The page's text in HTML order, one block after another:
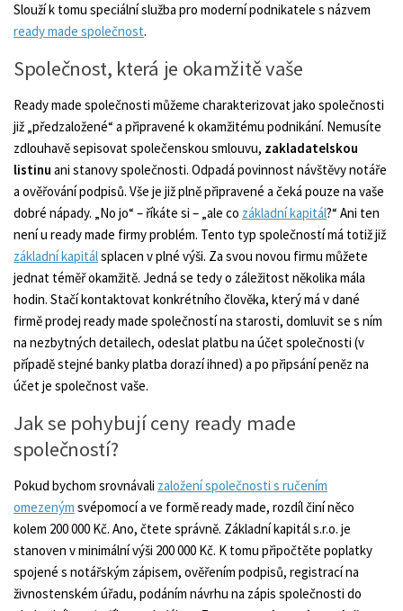
Slouží k tomu speciální služba pro moderní podnikatele s názvem
ready made společnost.
Společnost, která je okamžitě vaše
Ready made společnosti můžeme charakterizovat jako společnosti
již „předzaložené“ a připravené k okamžitému podnikání. Nemusíte
zdlouhavě sepisovat společenskou smlouvu, zakladatelskou
listinu ani stanovy společnosti. Odpadá povinnost návštěvy notáře
a ověřování podpisů. Vše je již plně připravené a čeká pouze na vaše
dobré nápady. „No jo“ – říkáte si – „ale co základní kapitál?“ Ani ten
není u ready made firmy problém. Tento typ společností má totiž již
základní kapitálsplacen v plné výši. Za svou novou firmu můžete
jednat téměř okamžitě. Jedná se tedy o záležitost několika mála
hodin. Stačí kontaktovat konkrétního člověka, který má v dané
firmě prodej ready made společností na starosti, domluvit se s ním
na nezbytných detailech, odeslat platbu na účet společnosti (v
případě stejné banky platba dorazí ihned) a po připsání peněz na
účet je společnost vaše.
Jak se pohybují ceny ready made
společností?
Pokud bychom srovnávali založení společnosti s ručením
omezeným svépomocí a ve formě ready made, rozdíl činí něco
kolem 200 000 Kč. Ano, čtete správně. Základní kapitál s.r.o. je
stanoven v minimální výši 200 000 Kč. K tomu připočtěte poplatky
spojené s notářským zápisem, ověřením podpisů, registrací na
živnostenském úřadu, podáním návrhu na zápis společnosti do